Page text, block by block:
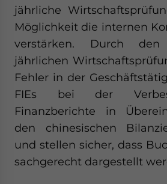
jährliche
Möglichkeit die internen
verstärken. Durch
jährlichen
Fehler in der
FIEs bei der
Finanzberichte in
den chinesischen
und stellen sicher, dass
sachgerecht dargestellt